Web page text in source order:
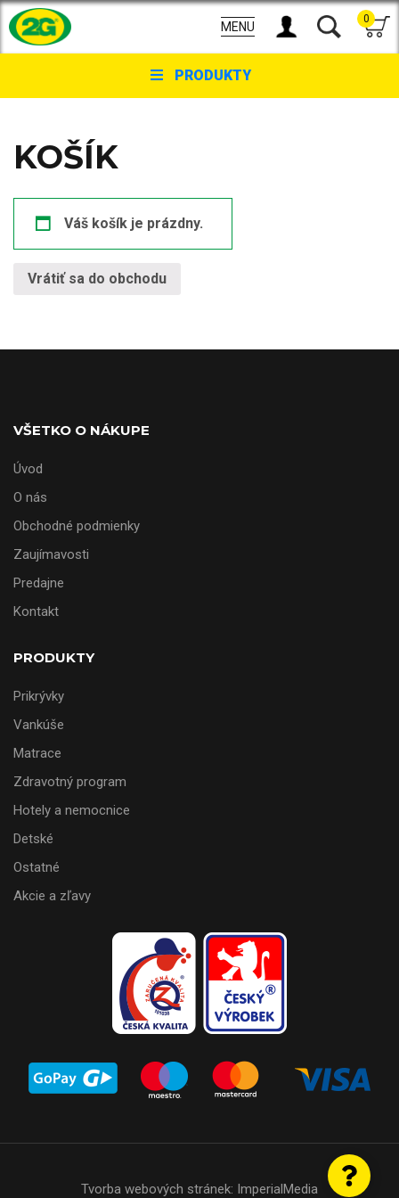
MENU
0
PRODUKTY
KOŠÍK
Váš košík je prázdny.
Vrátiť sa do obchodu
VŠETKO O NÁKUPE
Úvod
O nás
Obchodné podmienky
Zaujímavosti
Predajne
Kontakt
PRODUKTY
Prikrývky
Vankúše
Matrace
Zdravotný program
Hotely a nemocnice
Detské
Ostatné
Akcie a zľavy
Tvorba webových stránek: ImperialMedia